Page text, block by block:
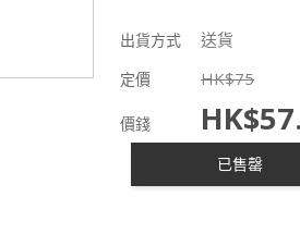
出貨方式 送貨
定價 HK$75
價錢 HK$
已售罄